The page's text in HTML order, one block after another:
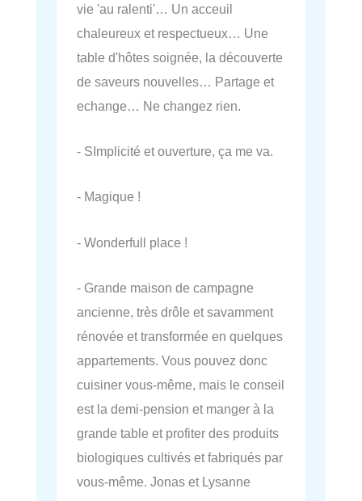
vie 'au ralenti'… Un acceuil
chaleureux et respectueux… Une
table d'hôtes soignée, la découverte
de saveurs nouvelles… Partage et
echange… Ne changez rien.
- SImplicité et ouverture, ça me va.
- Magique !
- Wonderfull place !
- Grande maison de campagne
ancienne, très drôle et savamment
rénovée et transformée en quelques
appartements. Vous pouvez donc
cuisiner vous-même, mais le conseil
est la demi-pension et manger à la
grande table et profiter des produits
biologiques cultivés et fabriqués par
vous-même. Jonas et Lysanne